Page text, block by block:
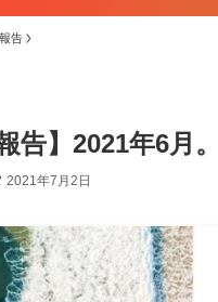
告
報告】2021年6
2021年7月2日